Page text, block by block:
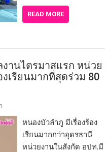
READ MORE
านไตรมาสแรก หน่วย
เรียนมากที่สุดร่วม 80
หนองบัวลำภู มีเรื่องร้อง
เรียนมากกว่าอุดรธานี
หน่วยงานในสังกัด อปท.มี